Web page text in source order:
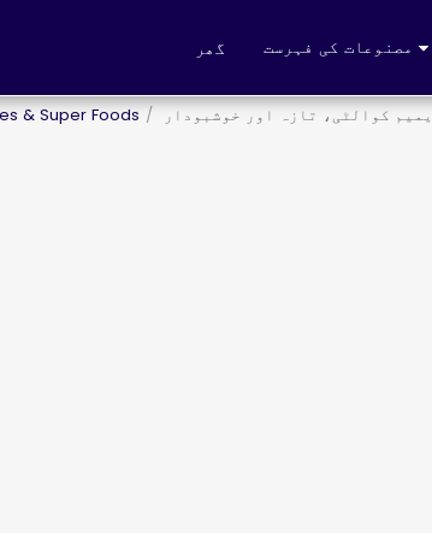
گھر مصنوعات کی فہرست
& Super Foods کوالٹی، تازہ اور خوشبودار